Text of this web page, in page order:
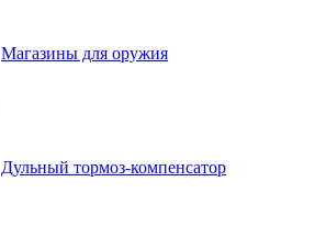
Магазины для оружия
Дульный тормоз-компенсатор